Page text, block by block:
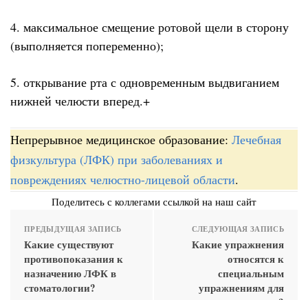
4. максимальное смещение ротовой щели в сторону
(выполняется попеременно);
5. открывание рта с одновременным выдвиганием
нижней челюсти вперед.+
Непрерывное медицинское образование: Лечебная
физкультура (ЛФК) при заболеваниях и
повреждениях челюстно-лицевой области.
Поделитесь с коллегами ссылкой на наш сайт
ПРЕДЫДУЩАЯ ЗАПИСЬ
Какие существуют
противопоказания к
назначению ЛФК в
стоматологии?
СЛЕДУЮЩАЯ ЗАПИСЬ
Какие упражнения
относятся к
специальным
упражнениям для